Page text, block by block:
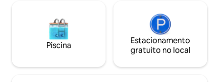
Piscina
Estacionamento
gratuito no local